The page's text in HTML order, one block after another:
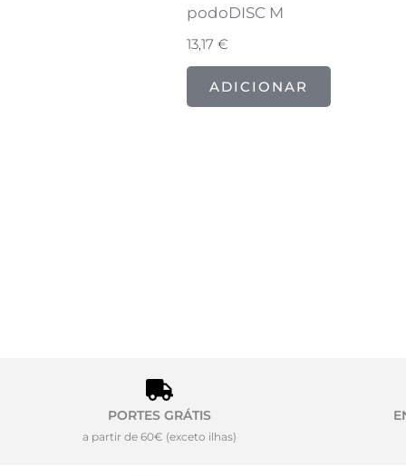
podoDISC M
13,17 €
ADICIONAR
PORTES GRÁTIS
a partir de 60€ (exceto ilhas)